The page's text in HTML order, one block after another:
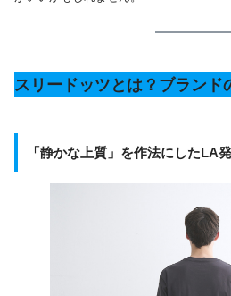
スリードッツとは？ブランド
「静かな上質」を作法にしたLA